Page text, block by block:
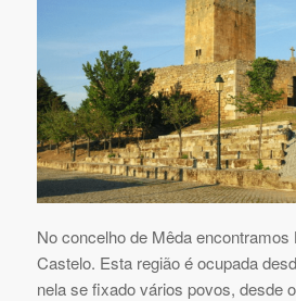
No concelho de Mêda encontramos
Castelo. Esta região é ocupada
nela se fixado vários povos, desde